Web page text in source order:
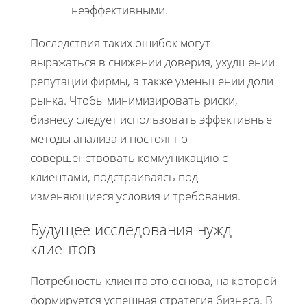
неэффективными.
Последствия таких ошибок могут
выражаться в снижении доверия, ухудшении
репутации фирмы, а также уменьшении доли
рынка. Чтобы минимизировать риски,
бизнесу следует использовать эффективные
методы анализа и постоянно
совершенствовать коммуникацию с
клиентами, подстраиваясь под
изменяющиеся условия и требования.
Будущее исследования нужд
клиентов
Потребность клиента это основа, на которой
формируется успешная стратегия бизнеса. В